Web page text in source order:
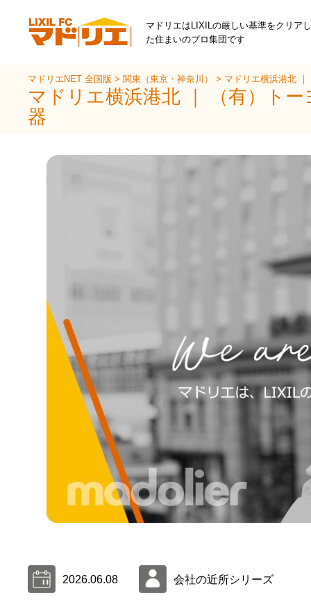
マドリエはLIXILの厳しい基準をクリア
た住まいのプロ集団です
マドリエNET 全国版> 関東（東京・神奈川）> マドリエ横浜港北
マドリエ横浜港北 ｜ （有）ト
器
2026.06.08 会社の近所シリーズ